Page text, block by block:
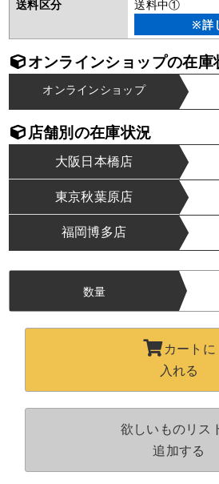
送料区分
送料中①
※詳
オンラインショップの在庫
オンラインショップ
店舗別の在庫状況
大阪日本橋店
東京秋葉原店
福岡博多店
数量
カートに
入れる
欲しいものリス
追加する